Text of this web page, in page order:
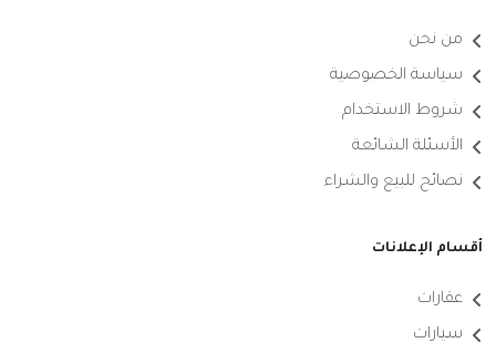
من نحن
سياسة الخصوصية
شروط الاستخدام
الأسئلة الشائعة
نصائح للبيع والشراء
أقسام الإعلانات
عقارات
سيارات